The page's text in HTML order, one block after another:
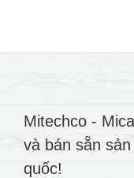
Mitechco -
và bán sẵn
quốc!